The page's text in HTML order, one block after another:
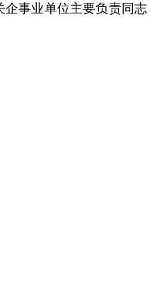
企事业单位主要负责同志